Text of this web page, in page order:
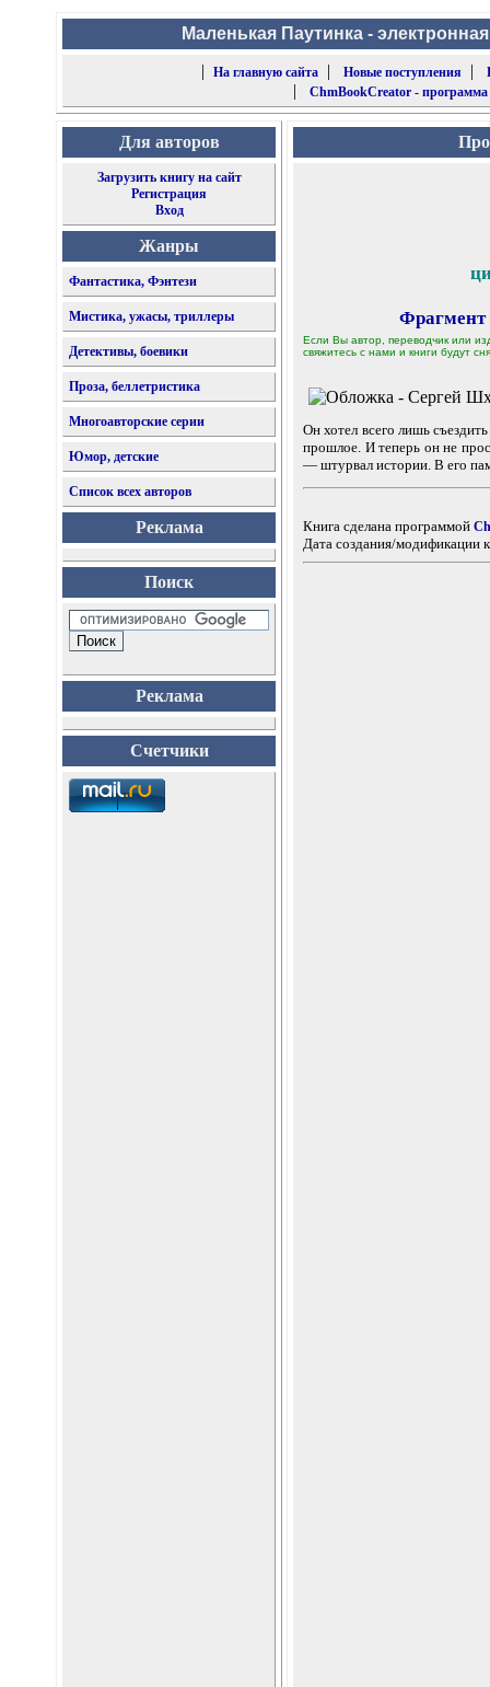
Маленькая Паутинка -
|
На главную сайта| Новые поступления |
| ChmBookCreator -
Для авторов
Загрузить книгу на сайт
Регистрация
Вход
Жанры
Фантастика, Фэнтези
Мистика, ужасы, триллеры
Детективы, боевики
Проза, беллетристика
Многоавторские серии
Юмор, детские
Список всех авторов
Реклама
Поиск
Реклама
Счетчики
Фрагмент
Если Вы автор, переводчик или
свяжитесь с нами и книги будут
Он хотел всего лишь
прошлое. И теперь он не
— штурвал истории. В его
Книга сделана программой
Дата создания/модификации